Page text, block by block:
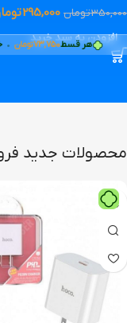
هر قسط73,750تومان •
350,000تومان 295,000
افزودن به سبد خرید
محصولات جدید